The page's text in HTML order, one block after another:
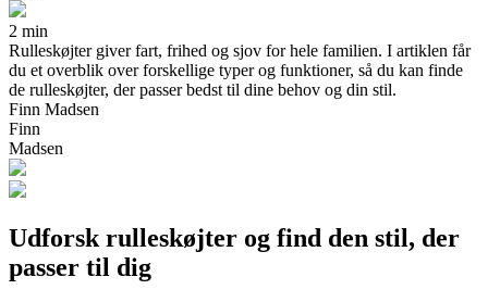
2 min
Rulleskøjter giver fart, frihed og sjov for hele familien. I artiklen får
du et overblik over forskellige typer og funktioner, så du kan finde
de rulleskøjter, der passer bedst til dine behov og din stil.
Finn Madsen
Finn
Madsen
Udforsk rulleskøjter og find den stil, der
passer til dig